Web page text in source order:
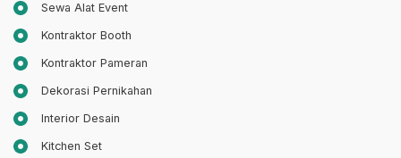
Sewa Alat Event
Kontraktor Booth
Kontraktor Pameran
Dekorasi Pernikahan
Interior Desain
Kitchen Set